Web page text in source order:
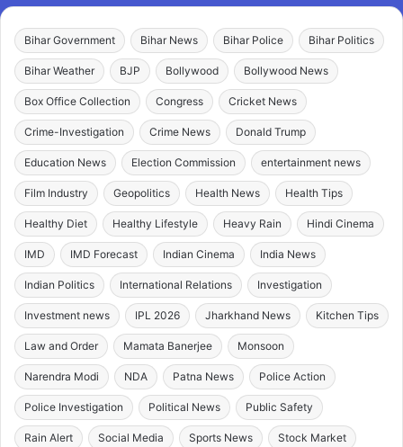
Bihar Government Bihar News Bihar Police Bihar Politics
Bihar Weather BJP Bollywood Bollywood News
Box Office Collection Congress Cricket News
Crime-Investigation Crime News Donald Trump
Education News Election Commission entertainment news
Film Industry Geopolitics Health News Health Tips
Healthy Diet Healthy Lifestyle Heavy Rain Hindi Cinema
IMD IMD Forecast Indian Cinema India News
Indian Politics International Relations Investigation
Investment news IPL 2026 Jharkhand News Kitchen Tips
Law and Order Mamata Banerjee Monsoon
Narendra Modi NDA Patna News Police Action
Police Investigation Political News Public Safety
Rain Alert Social Media Sports News Stock Market